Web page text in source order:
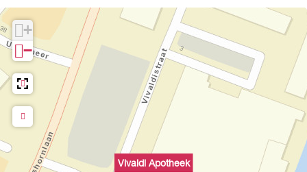
k
h
e
e
t
e
e
k
e
o
h
e
e
Vivaldi Apotheek
+
−